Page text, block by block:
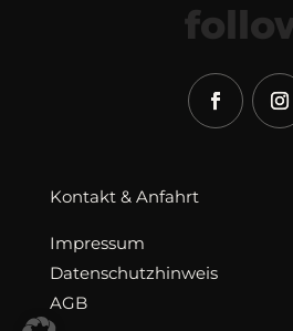
Kontakt & Anfahrt
Impressum
Datenschutzhinweis
AGB